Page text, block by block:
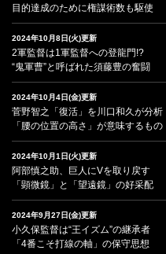
目的達成のために権謀術数も駆使
2024年10月8日(火)更新
2軍監督は1軍監督への登龍門!?
“鬼軍曹”と呼ばれた須藤豊の奮闘
2024年10月4日(金)更新
菅野智之「復活」を川口和久が分析
「腰の位置の高さ」が意味するもの
2024年10月1日(火)更新
阿部慎之助、巨人にVを取り戻す
「顕微鏡」と「望遠鏡」の好采配
2024年9月27日(金)更新
小久保監督は“王イズム”の継承者
「4番こそ打線の軸」の保守思想